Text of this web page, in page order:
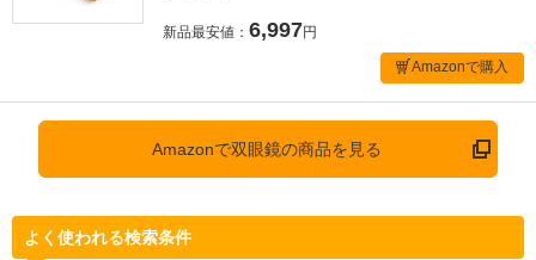
新品最安値： 6,997円
Amazonで購入
Amazonで双眼鏡の商品を見る
よく使われる検索条件